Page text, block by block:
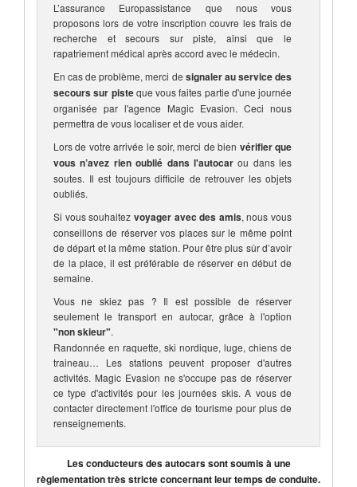
L’assurance Europassistance que nous vous
proposons lors de votre inscription couvre les frais de
recherche et secours sur piste, ainsi que le
rapatriement médical après accord avec le médecin.
En cas de problème, merci de signaler au service des
secours sur pisteque vous faites partie d'une journée
organisée par l'agence Magic Evasion. Ceci nous
permettra de vous localiser et de vous aider.
Lors de votre arrivée le soir, merci de bien vérifier que
vous n’avez rien oublié dans l'autocarou dans les
soutes. Il est toujours difficile de retrouver les objets
oubliés.
Si vous souhaitez voyager avec des amis, nous vous
conseillons de réserver vos places sur le même point
de départ et la même station. Pour être plus sûr d’avoir
de la place, il est préférable de réserver en début de
semaine.
Vous ne skiez pas ? Il est possible de réserver
seulement le transport en autocar, grâce à l'option
"non skieur".
Randonnée en raquette, ski nordique, luge, chiens de
traineau… Les stations peuvent proposer d'autres
activités. Magic Evasion ne s'occupe pas de réserver
ce type d'activités pour les journées skis. A vous de
contacter directement l'office de tourisme pour plus de
renseignements.
Les conducteurs des autocars sont soumis à une
règlementation très stricte concernant leur temps de conduite.